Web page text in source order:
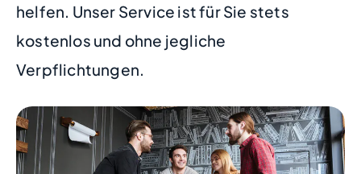
helfen. Unser Service ist für Sie stets
kostenlos und ohne jegliche
Verpflichtungen.